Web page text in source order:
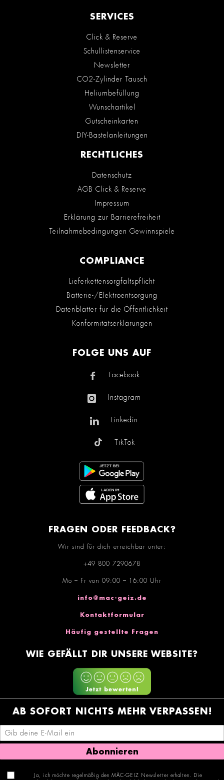
SERVICES
Click & Reserve
Schullistenservice
Newsletter
CO2-Zylinder Tausch
Heliumbefüllung
Wunschartikel
Gutscheinkarten
DIY-Bastelanleitungen
RECHTLICHES
Datenschutz
AGB Click & Reserve
Impressum
Erklärung zur Barrierefreiheit
Teilnahmebedingungen Gewinnspiele
COMPLIANCE
Lieferkettensorgfaltspflicht
Batterie-/Elektroentsorgung
Datenblätter für die Öffentlichkeit
Konformitätserklärungen
FOLGE UNS AUF
Facebook
Instagram
Linkedin
TikTok
FRAGEN ODER FEEDBACK?
Wir sind für dich erreichbar unter:
+49 800 7290678
Mo – Fr von 09:00 – 16:00 Uhr
info@mac-geiz.de
Kontaktformular
Häufig gestellte Fragen
WIE GEFÄLLT DIR UNSERE WEBSITE?
AB SOFORT NICHTS MEHR VERPASSEN!
Abonnieren
Ja, ich möchte regelmäßig den MÄC-GEIZ Newsletter erhalten. Die